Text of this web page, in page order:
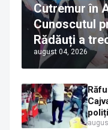
Cutremur în
Cunoscutul
Rădăuți a
Ortodoxă
că îi
august 04, 2026